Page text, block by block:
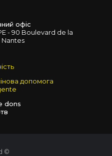
офіс
- 90 Boulevard de la
Nantes
допомога
dons
©